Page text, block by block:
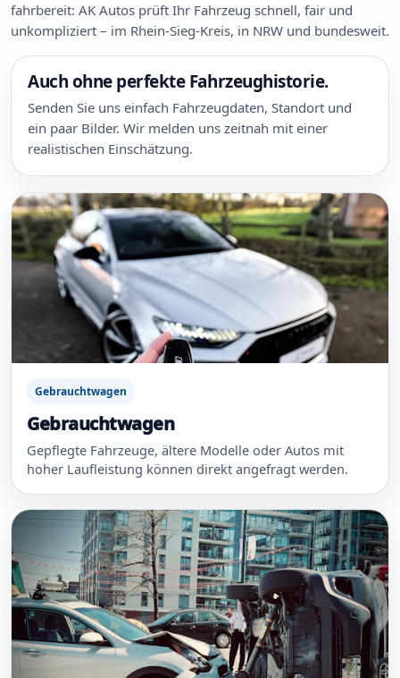
fahrbereit: AK Autos prüft Ihr Fahrzeug schnell, fair und
unkompliziert – im Rhein-Sieg-Kreis, in NRW und bundesweit.
Auch ohne perfekte Fahrzeughistorie.
Senden Sie uns einfach Fahrzeugdaten, Standort und
ein paar Bilder. Wir melden uns zeitnah mit einer
realistischen Einschätzung.
Gebrauchtwagen
Gebrauchtwagen
Gepflegte Fahrzeuge, ältere Modelle oder Autos mit
hoher Laufleistung können direkt angefragt werden.